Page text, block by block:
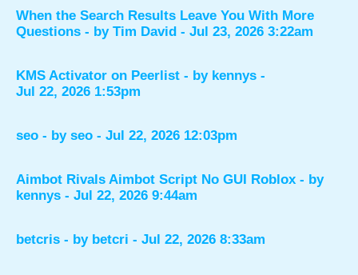
When the Search Results Leave You With More
Questions - by Tim David - Jul 23, 2026 3:22am
KMS Activator on Peerlist - by kennys -
Jul 22, 2026 1:53pm
seo - by seo - Jul 22, 2026 12:03pm
Aimbot Rivals Aimbot Script No GUI Roblox - by
kennys - Jul 22, 2026 9:44am
betcris - by betcri - Jul 22, 2026 8:33am